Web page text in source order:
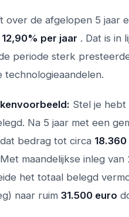
over de afgelopen 5 jaar
12,90% per jaar . Dat is in
periode sterk
technologieaandelen.
Stel je hebt
Na 5 jaar met een
bedrag tot circa
maandelijkse inleg
het totaal belegd
naar ruim 31.500 euro